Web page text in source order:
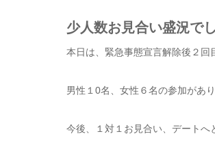
少人数お見合い盛況で
本日は、緊急事態宣言解除後２回
男性１0名、女性６名の参加があ
今後、１対１お見合い、デートへ